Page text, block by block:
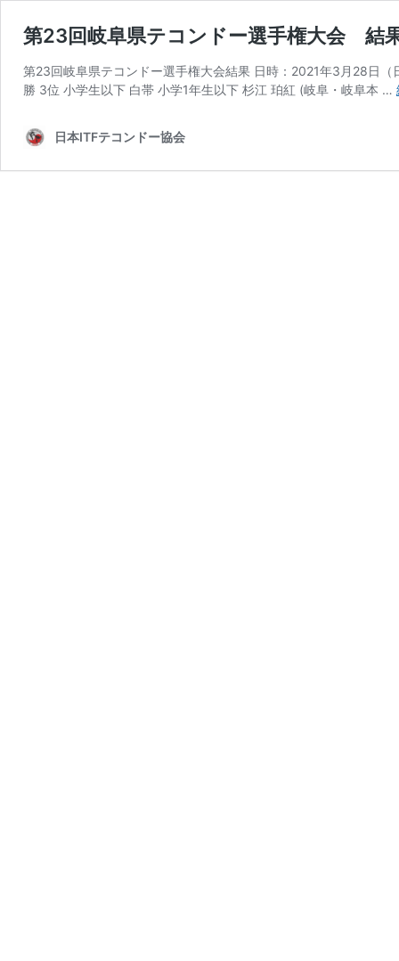
第23回岐阜県テコンドー選手権大会
第23回岐阜県テコンドー選手権大会結果 日時：2021年3月28日
勝 3位 小学生以下 白帯 小学1年生以下 杉江 珀紅 (岐阜・岐阜本 …
日本ITFテコンドー協会